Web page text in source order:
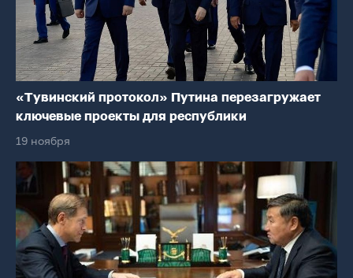
«Тувинский протокол» Путина перезагружает
ключевые проекты для республики
19 ноября